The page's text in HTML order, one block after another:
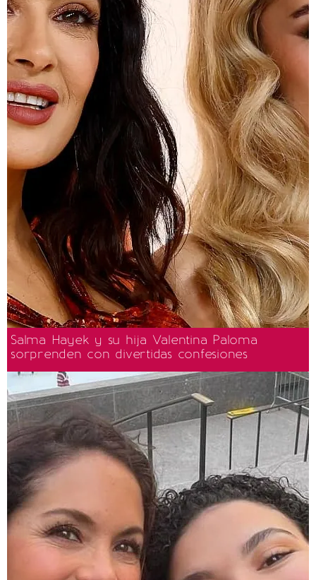
Salma Hayek y su hija Valentina Paloma
sorprenden con divertidas confesiones